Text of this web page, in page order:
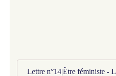
Lettre n°14|Être féministe